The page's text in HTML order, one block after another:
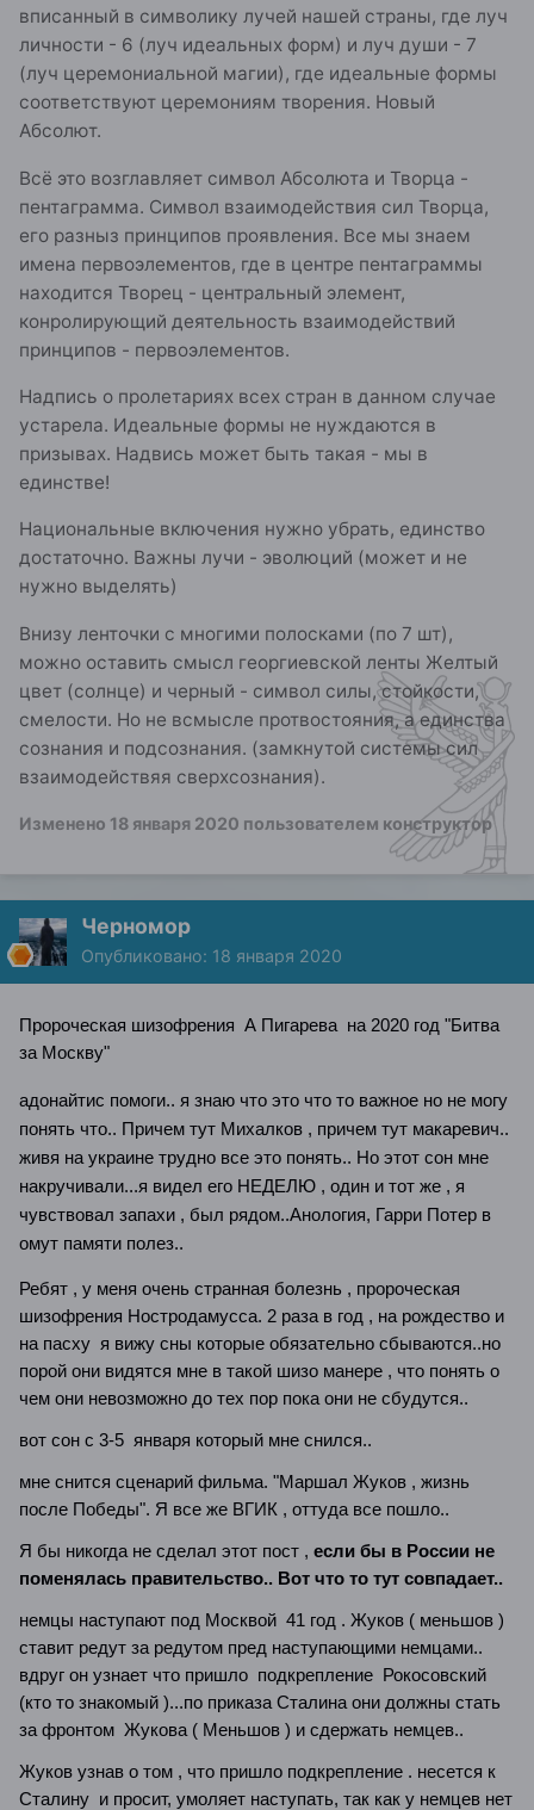
вписанный в символику лучей нашей страны, где луч
личности - 6 (луч идеальных форм) и луч души - 7
(луч церемониальной магии), где идеальные формы
соответствуют церемониям творения. Новый
Абсолют.
Всё это возглавляет символ Абсолюта и Творца -
пентаграмма. Символ взаимодействия сил Творца,
его разныз принципов проявления. Все мы знаем
имена первоэлементов, где в центре пентаграммы
находится Творец - центральный элемент,
конролирующий деятельность взаимодействий
принципов - первоэлементов.
Надпись о пролетариях всех стран в данном случае
устарела. Идеальные формы не нуждаются в
призывах. Надвись может быть такая - мы в
единстве!
Национальные включения нужно убрать, единство
достаточно. Важны лучи - эволюций (может и не
нужно выделять)
Внизу ленточки с многими полосками (по 7 шт),
можно оставить смысл георгиевской ленты Желтый
цвет (солнце) и черный - символ силы, стойкости,
смелости. Но не всмысле протвостояния, а единства
сознания и подсознания. (замкнутой системы сил
взаимодействяя сверхсознания).
Изменено 18 января 2020 пользователем конструктор
Черномор
Опубликовано: 18 января 2020
Пророческая шизофрения А Пигарева на 2020 год "Битва
за Москву"
адонайтис помоги.. я знаю что это что то важное но не могу
понять что.. Причем тут Михалков , причем тут макаревич..
живя на украине трудно все это понять.. Но этот сон мне
накручивали...я видел его НЕДЕЛЮ , один и тот же , я
чувствовал запахи , был рядом..Анология, Гарри Потер в
омут памяти полез..
Ребят , у меня очень странная болезнь , пророческая
шизофрения Ностродамусса. 2 раза в год , на рождество и
на пасху я вижу сны которые обязательно сбываются..но
порой они видятся мне в такой шизо манере , что понять о
чем они невозможно до тех пор пока они не сбудутся..
вот сон с 3-5 января который мне снился..
мне снится сценарий фильма. "Маршал Жуков , жизнь
после Победы". Я все же ВГИК , оттуда все пошло..
Я бы никогда не сделал этот пост , если бы в России не
поменялась правительство.. Вот что то тут совпадает..
немцы наступают под Москвой 41 год . Жуков ( меньшов )
ставит редут за редутом пред наступающими немцами..
вдруг он узнает что пришло подкрепление Рокосовский
(кто то знакомый )...по приказа Сталина они должны стать
за фронтом Жукова ( Меньшов ) и сдержать немцев..
Жуков узнав о том , что пришло подкрепление . несется к
Сталину и просит, умоляет наступать, так как у немцев нет